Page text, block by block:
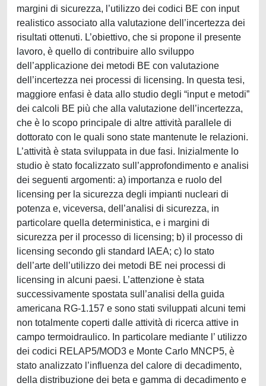
margini di sicurezza, l’utilizzo dei codici BE con input
realistico associato alla valutazione dell’incertezza dei
risultati ottenuti. L’obiettivo, che si propone il presente
lavoro, è quello di contribuire allo sviluppo
dell’applicazione dei metodi BE con valutazione
dell’incertezza nei processi di licensing. In questa tesi,
maggiore enfasi è data allo studio degli “input e metodi”
dei calcoli BE più che alla valutazione dell’incertezza,
che è lo scopo principale di altre attività parallele di
dottorato con le quali sono state mantenute le relazioni.
L’attività è stata sviluppata in due fasi. Inizialmente lo
studio è stato focalizzato sull’approfondimento e analisi
dei seguenti argomenti: a) importanza e ruolo del
licensing per la sicurezza degli impianti nucleari di
potenza e, viceversa, dell’analisi di sicurezza, in
particolare quella deterministica, e i margini di
sicurezza per il processo di licensing; b) il processo di
licensing secondo gli standard IAEA; c) lo stato
dell’arte dell’utilizzo dei metodi BE nei processi di
licensing in alcuni paesi. L’attenzione è stata
successivamente spostata sull’analisi della guida
americana RG-1.157 e sono stati sviluppati alcuni temi
non totalmente coperti dalle attività di ricerca attive in
campo termoidraulico. In particolare mediante l’ utilizzo
dei codici RELAP5/MOD3 e Monte Carlo MNCP5, è
stato analizzato l’influenza del calore di decadimento,
della distribuzione dei beta e gamma di decadimento e